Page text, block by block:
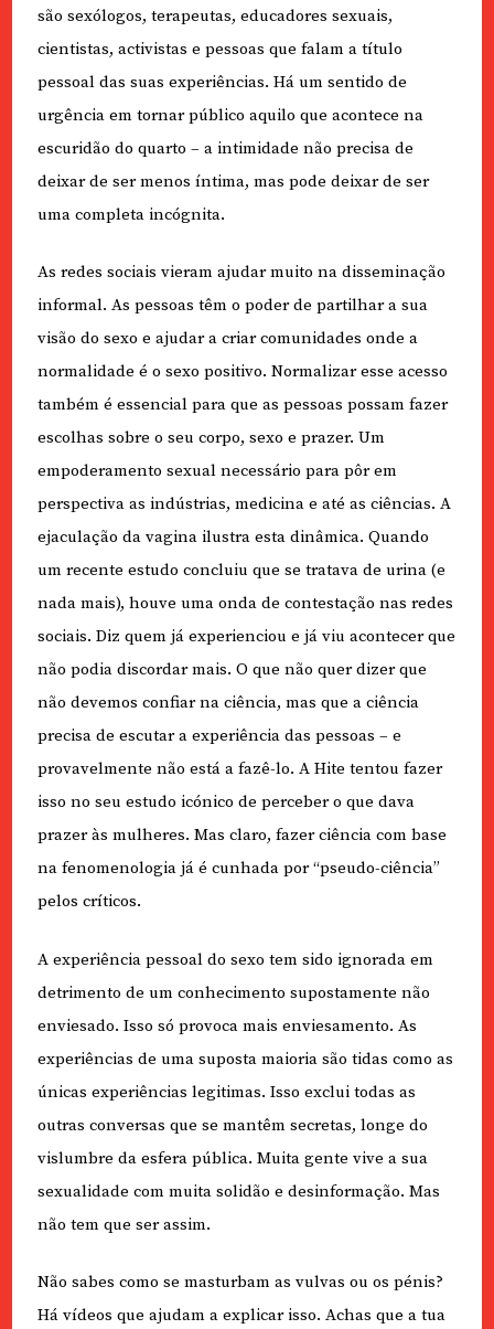
são sexólogos, terapeutas, educadores sexuais,
cientistas, activistas e pessoas que falam a título
pessoal das suas experiências. Há um sentido de
urgência em tornar público aquilo que acontece na
escuridão do quarto – a intimidade não precisa de
deixar de ser menos íntima, mas pode deixar de ser
uma completa incógnita.
As redes sociais vieram ajudar muito na disseminação
informal. As pessoas têm o poder de partilhar a sua
visão do sexo e ajudar a criar comunidades onde a
normalidade é o sexo positivo. Normalizar esse acesso
também é essencial para que as pessoas possam fazer
escolhas sobre o seu corpo, sexo e prazer. Um
empoderamento sexual necessário para pôr em
perspectiva as indústrias, medicina e até as ciências. A
ejaculação da vagina ilustra esta dinâmica. Quando
um recente estudo concluiu que se tratava de urina (e
nada mais), houve uma onda de contestação nas redes
sociais. Diz quem já experienciou e já viu acontecer que
não podia discordar mais. O que não quer dizer que
não devemos confiar na ciência, mas que a ciência
precisa de escutar a experiência das pessoas – e
provavelmente não está a fazê-lo. A Hite tentou fazer
isso no seu estudo icónico de perceber o que dava
prazer às mulheres. Mas claro, fazer ciência com base
na fenomenologia já é cunhada por “pseudo-ciência”
pelos críticos.
A experiência pessoal do sexo tem sido ignorada em
detrimento de um conhecimento supostamente não
enviesado. Isso só provoca mais enviesamento. As
experiências de uma suposta maioria são tidas como as
únicas experiências legitimas. Isso exclui todas as
outras conversas que se mantêm secretas, longe do
vislumbre da esfera pública. Muita gente vive a sua
sexualidade com muita solidão e desinformação. Mas
não tem que ser assim.
Não sabes como se masturbam as vulvas ou os pénis?
Há vídeos que ajudam a explicar isso. Achas que a tua